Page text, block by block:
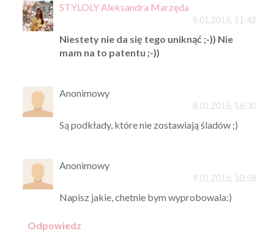
STYLOLY Aleksandra Marzęda
8.01.2016, 11:42
Niestety nie da się tego uniknąć ;-)) Nie
mam na to patentu ;-))
Anonimowy
8.01.2016, 16:30
Są podkłady, które nie zostawiają śladów ;)
Anonimowy
9.01.2016, 10:58
Napisz jakie, chetnie bym wyprobowala:)
Odpowiedz